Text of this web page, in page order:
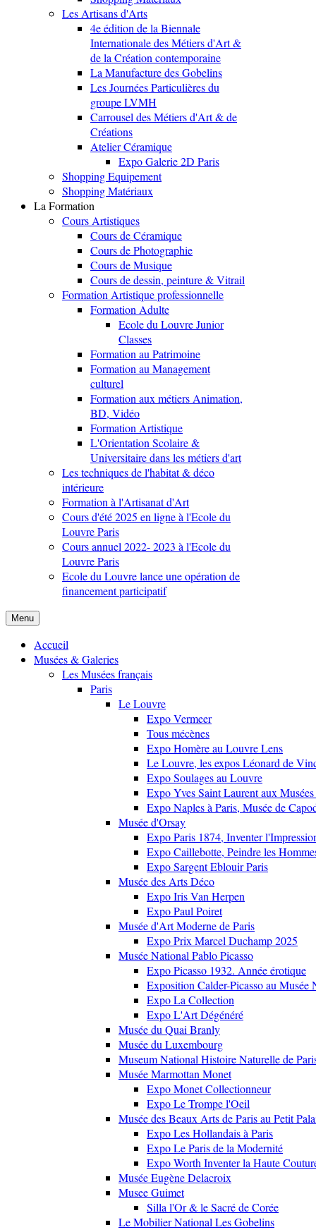
Les Artisans d'Arts
4e édition de la Biennale
Internationale des Métiers d'Art &
de la Création contemporaine
La Manufacture des Gobelins
Les Journées Particulières du
groupe LVMH
Carrousel des Métiers d'Art & de
Créations
Atelier Céramique
Expo Galerie 2D Paris
Shopping Equipement
Shopping Matériaux
La Formation
Cours Artistiques
Cours de Céramique
Cours de Photographie
Cours de Musique
Cours de dessin, peinture & Vitrail
Formation Artistique professionnelle
Formation Adulte
Ecole du Louvre Junior
Classes
Formation au Patrimoine
Formation au Management
culturel
Formation aux métiers Animation,
BD, Vidéo
Formation Artistique
L'Orientation Scolaire &
Universitaire dans les métiers d'art
Les techniques de l'habitat & déco
intérieure
Formation à l'Artisanat d'Art
Cours d'été 2025 en ligne à l'Ecole du
Louvre Paris
Cours annuel 2022- 2023 à l'Ecole du
Louvre Paris
Ecole du Louvre lance une opération de
financement participatif
Menu
Accueil
Musées & Galeries
Les Musées français
Paris
Le Louvre
Expo Vermeer
Tous mécènes
Expo Homère au Louvre Lens
Le Louvre, les expos Léonard de
Expo Soulages au Louvre
Expo Yves Saint Laurent aux
Expo Naples à Paris, Musée de
Musée d'Orsay
Expo Paris 1874, Inventer
Expo Caillebotte, Peindre les
Expo Sargent Eblouir Paris
Musée des Arts Déco
Expo Iris Van Herpen
Expo Paul Poiret
Musée d'Art Moderne de Paris
Expo Prix Marcel Duchamp 2025
Musée National Pablo Picasso
Expo Picasso 1932. Année érotique
Exposition Calder-Picasso au Musée
Expo La Collection
Expo L'Art Dégénéré
Musée du Quai Branly
Musée du Luxembourg
Museum National Histoire Naturelle de
Musée Marmottan Monet
Expo Monet Collectionneur
Expo Le Trompe l'Oeil
Musée des Beaux Arts de Paris au Petit
Expo Les Hollandais à Paris
Expo Le Paris de la Modernité
Expo Worth Inventer la Haute
Musée Eugène Delacroix
Musee Guimet
Silla l'Or & le Sacré de Corée
Le Mobilier National Les Gobelins